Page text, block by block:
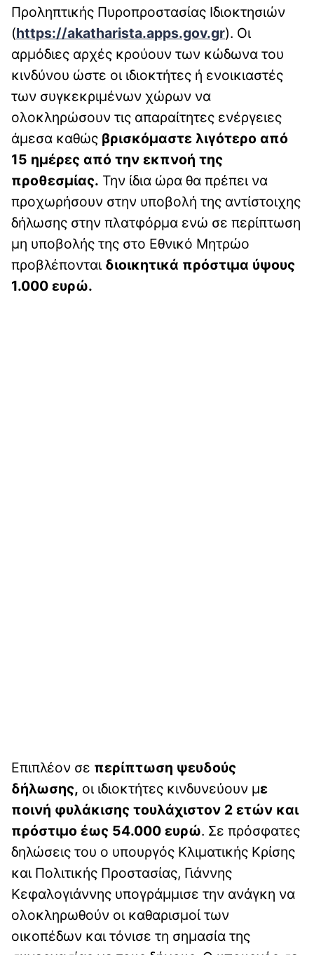
Προληπτικής Πυροπροστασίας Ιδιοκτησιών
(https://akatharista.apps.gov.gr). Οι
αρμόδιες αρχές κρούουν των κώδωνα του
κινδύνου ώστε οι ιδιοκτήτες ή ενοικιαστές
των συγκεκριμένων χώρων να
ολοκληρώσουν τις απαραίτητες ενέργειες
άμεσα καθώς βρισκόμαστε λιγότερο από
15 ημέρες από την εκπνοή της
προθεσμίας. Την ίδια ώρα θα πρέπει να
προχωρήσουν στην υποβολή της αντίστοιχης
δήλωσης στην πλατφόρμα ενώ σε περίπτωση
μη υποβολής της στο Εθνικό Μητρώο
προβλέπονται διοικητικά πρόστιμα ύψους
1.000 ευρώ.
Επιπλέον σε περίπτωση ψευδούς
δήλωσης, οι ιδιοκτήτες κινδυνεύουν με
ποινή φυλάκισης τουλάχιστον 2 ετών και
πρόστιμο έως 54.000 ευρώ. Σε πρόσφατες
δηλώσεις του ο υπουργός Κλιματικής Κρίσης
και Πολιτικής Προστασίας, Γιάννης
Κεφαλογιάννης υπογράμμισε την ανάγκη να
ολοκληρωθούν οι καθαρισμοί των
οικοπέδων και τόνισε τη σημασία της